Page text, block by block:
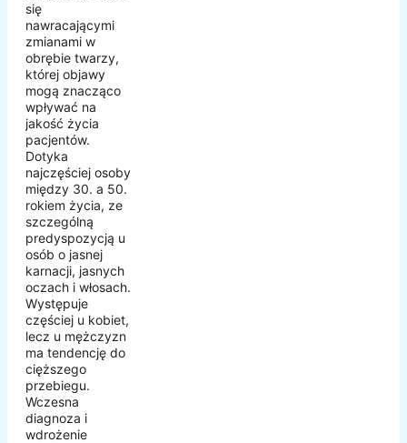
się
nawracającymi
zmianami w
obrębie twarzy,
której objawy
mogą znacząco
wpływać na
jakość życia
pacjentów.
Dotyka
najczęściej osoby
między 30. a 50.
rokiem życia, ze
szczególną
predyspozycją u
osób o jasnej
karnacji, jasnych
oczach i włosach.
Występuje
częściej u kobiet,
lecz u mężczyzn
ma tendencję do
cięższego
przebiegu.
Wczesna
diagnoza i
wdrożenie